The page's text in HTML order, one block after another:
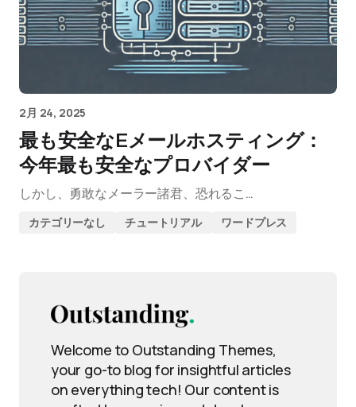
2月 24, 2025
最も安全なEメールホスティング：
今年最も安全なプロバイダー
しかし、勇敢なメーラー諸君、恐れるこ…
カテゴリーなし チュートリアル ワードプレス
Welcome to Outstanding Themes,
your go-to blog for insightful articles
on everything tech! Our content is